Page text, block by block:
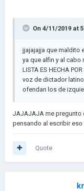
On 4/11/2019 at
jjajajajja que maldito
ya que alfin y al cabo
LISTA ES HECHA
voz de dictador
ofendan los de
JAJAJAJA me pregunto
pensando al escribir eso
Quote